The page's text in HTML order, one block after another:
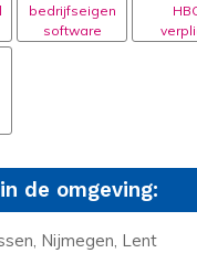
bedrijfseigen
software
de omgeving:
Nijmegen, Lent